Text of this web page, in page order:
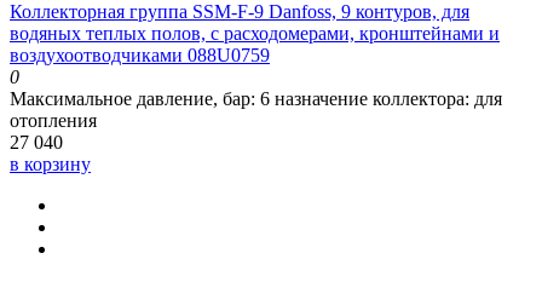
Коллекторная группа SSM-F-9 Danfoss, 9 контуров, для
водяных теплых полов, с расходомерами, кронштейнами и
воздухоотводчиками 088U0759
0
Максимальное давление, бар: 6 назначение коллектора: для
отопления
27 040
в корзину